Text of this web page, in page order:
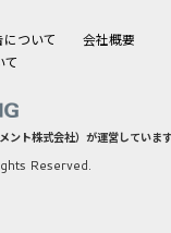
について
会社概要
て
ント株式会社）が運営していま
Reserved.